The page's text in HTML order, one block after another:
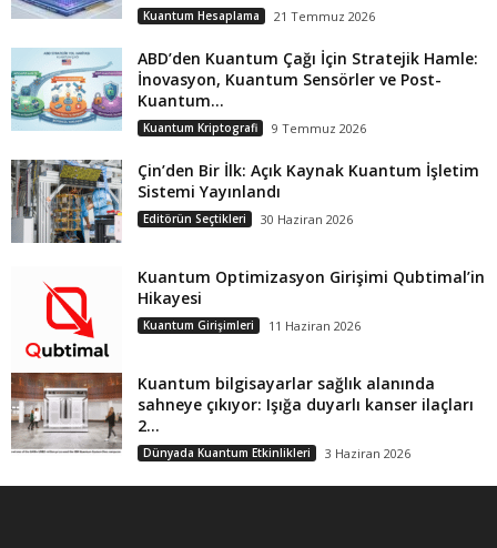
Kuantum Hesaplama 21 Temmuz 2026
ABD’den Kuantum Çağı İçin Stratejik Hamle:
İnovasyon, Kuantum Sensörler ve Post-
Kuantum...
Kuantum Kriptografi 9 Temmuz 2026
Çin’den Bir İlk: Açık Kaynak Kuantum İşletim
Sistemi Yayınlandı
Editörün Seçtikleri 30 Haziran 2026
Kuantum Optimizasyon Girişimi Qubtimal’in
Hikayesi
Kuantum Girişimleri 11 Haziran 2026
Kuantum bilgisayarlar sağlık alanında
sahneye çıkıyor: Işığa duyarlı kanser ilaçları
2...
Dünyada Kuantum Etkinlikleri 3 Haziran 2026